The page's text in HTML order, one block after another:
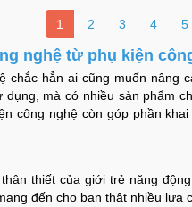
1 2 3 4 5
nghệ từ phụ kiện
chắc hẳn ai cũng muốn nâng
mà có nhiều sản phẩm
công nghệ còn góp phần
thiết của giới trẻ năng
đến cho bạn thật nhiều lựa